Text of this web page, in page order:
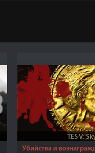
TES V:
Убийства и